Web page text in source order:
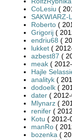
CoLesiu (
SAKWIARZ-
Roberto (
Grigorij (
endriu68 (
lukket (
azbest87 (
meak (
Hajle
analityk (
dodoelk (
dater (
Mlynarz (
renifer (
Kotu ( 2012-
manRo (
bozenka (